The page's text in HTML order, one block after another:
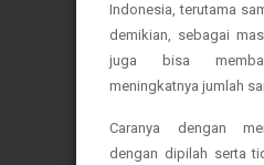
Indonesia, terutama
demikian, sebagai
juga bisa
meningkatnya jumlah
Caranya dengan
dengan dipilah serta